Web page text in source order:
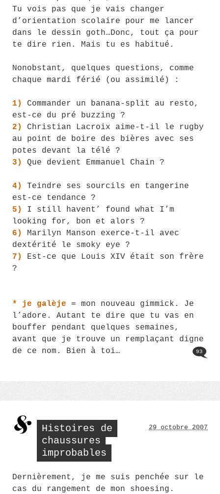
Tu vois pas que je vais changer
d’orientation scolaire pour me lancer
dans le dessin goth…Donc, tout ça pour
te dire rien. Mais tu es habitué.
Nonobstant, quelques questions, comme
chaque mardi férié (ou assimilé) :
1)
Commander un banana-split au resto,
est-ce du pré buzzing ?
2)
Christian Lacroix aime-t-il le rugby
au point de boire des bières avec ses
potes devant la télé ?
3)
Que devient Emmanuel Chain ?
4)
Teindre ses sourcils en tangerine
est-ce tendance ?
5)
I still havent’ found what I’m
looking for, bon et alors ?
6)
Marilyn Manson exerce-t-il avec
dextérité le smoky eye ?
7)
Est-ce que Louis XIV était son frère
?
* je galèje = mon nouveau gimmick. Je
l’adore. Autant te dire que tu vas en
bouffer pendant quelques semaines,
avant que je trouve un remplaçant digne
de ce nom. Bien à toi…
93
Histoires de
chaussures
improbables
29 octobre 2007
Dernièrement, je me suis penchée sur le
cas du rangement de mon shoesing.